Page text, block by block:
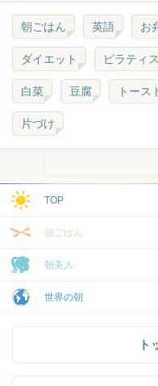
朝ごはん 英語 お
ダイエット ピラティス
白菜 豆腐 トース
片づけ
TOP
朝ごはん
朝美人
世界の朝
ト